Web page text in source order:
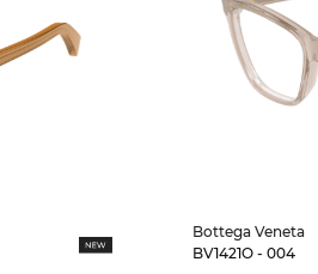
Bottega Veneta
BV1421O - 004